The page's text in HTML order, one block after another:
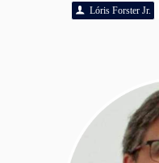
Lóris Forster Jr.